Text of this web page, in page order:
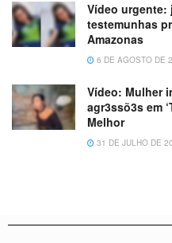
Vídeo urgente:
testemunhas
Amazonas
6 DE AGOSTO DE
Vídeo: Mulher
agr3ssõ3s em
Melhor
31 DE JULHO DE